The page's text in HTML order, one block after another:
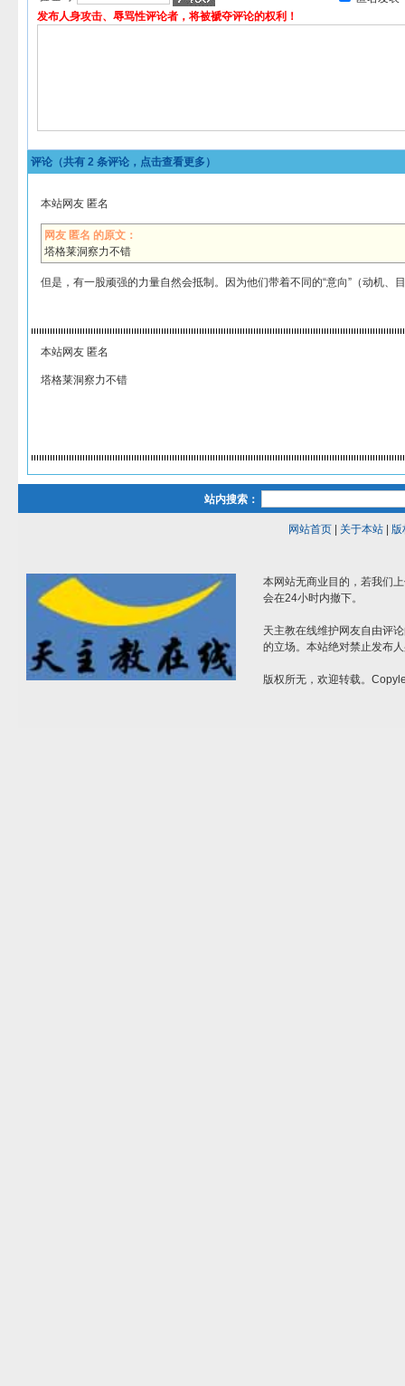
发布人身攻击、辱骂性评论者，将被褫夺评论的权利！
评论（共有 2 条评论，点击查看更多）
本站网友 匿名
网友 匿名 的原文：
塔格莱洞察力不错
但是，有一股顽强的力量自然会抵制。因为他们带着不同的“意向”（动机、
本站网友 匿名
塔格莱洞察力不错
站内搜索：
网站首页| 关于本站| 版
本网站无商业目的，若我们
会在24小时内撤下。
天主教在线维护网友自由评
的立场。本站绝对禁止发布
版权所无，欢迎转载。